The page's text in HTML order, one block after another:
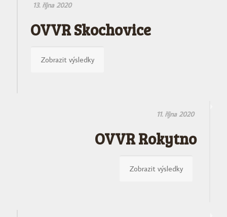
13. října 2020
OVVR Skochovice
Zobrazit výsledky
11. října 2020
OVVR Rokytno
Zobrazit výsledky